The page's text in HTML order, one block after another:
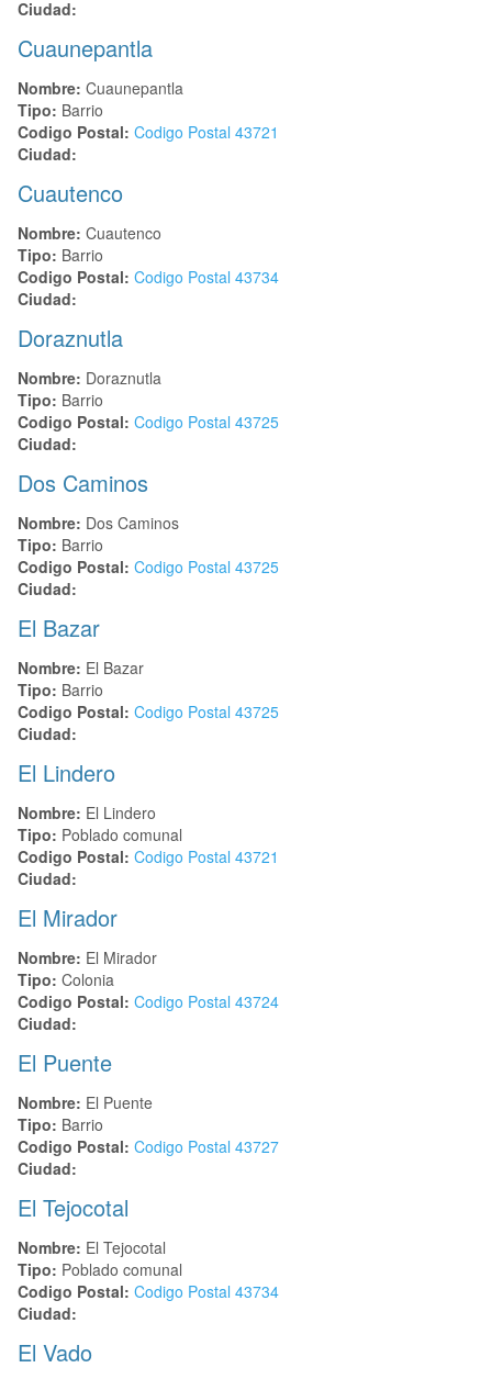
Ciudad:
Cuaunepantla
Nombre: Cuaunepantla
Tipo: Barrio
Codigo Postal: Codigo Postal 43721
Ciudad:
Cuautenco
Nombre: Cuautenco
Tipo: Barrio
Codigo Postal: Codigo Postal 43734
Ciudad:
Doraznutla
Nombre: Doraznutla
Tipo: Barrio
Codigo Postal: Codigo Postal 43725
Ciudad:
Dos Caminos
Nombre: Dos Caminos
Tipo: Barrio
Codigo Postal: Codigo Postal 43725
Ciudad:
El Bazar
Nombre: El Bazar
Tipo: Barrio
Codigo Postal: Codigo Postal 43725
Ciudad:
El Lindero
Nombre: El Lindero
Tipo: Poblado comunal
Codigo Postal: Codigo Postal 43721
Ciudad:
El Mirador
Nombre: El Mirador
Tipo: Colonia
Codigo Postal: Codigo Postal 43724
Ciudad:
El Puente
Nombre: El Puente
Tipo: Barrio
Codigo Postal: Codigo Postal 43727
Ciudad:
El Tejocotal
Nombre: El Tejocotal
Tipo: Poblado comunal
Codigo Postal: Codigo Postal 43734
Ciudad:
El Vado